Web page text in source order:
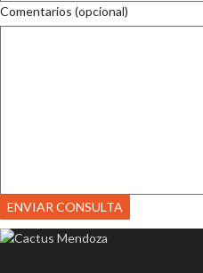
Comentarios (opcional)
ENVIAR CONSULTA